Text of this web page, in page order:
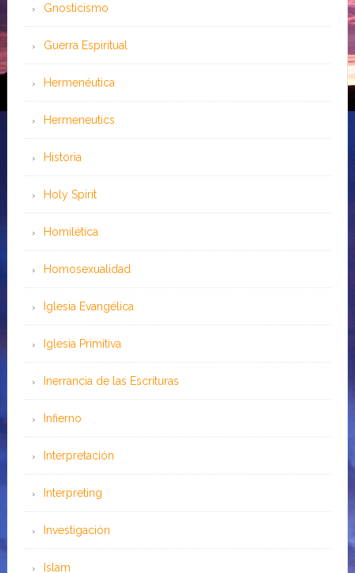
Gnosticismo
Guerra Espiritual
Hermenéutica
Hermeneutics
Historia
Holy Spirit
Homilética
Homosexualidad
Iglesia Evangélica
Iglesia Primitiva
Inerrancia de las Escrituras
Infierno
Interpretación
Interpreting
Investigación
Islam